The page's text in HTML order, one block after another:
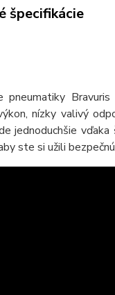
špecifikácie
pneumatiky
nízky valivý
jednoduchšie
ste si užili